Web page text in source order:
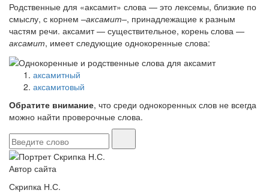
Родственные для «аксамит» слова — это лексемы, близкие по
смыслу, с корнем –аксамит–, принадлежащие к разным
частям речи. аксамит — существительное, корень слова —
аксамит, имеет следующие однокоренные слова:
аксамитный
аксамитовый
Обратите внимание, что среди однокоренных слов не всегда
можно найти проверочные слова.
Автор сайта
Скрипка Н.С.